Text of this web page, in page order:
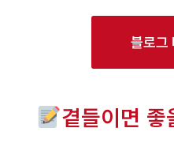
블로그
곁들이면 좋